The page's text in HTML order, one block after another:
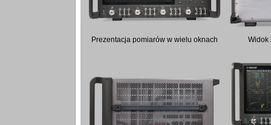
Prezentacja pomiarów w wielu oknach Widok